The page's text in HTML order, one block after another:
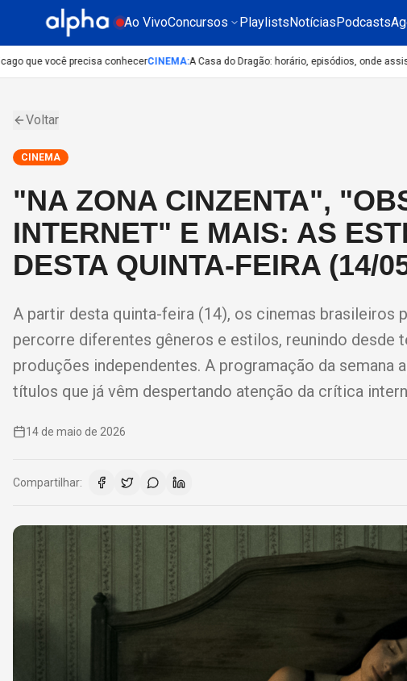
Ao VivoConcursos PlaylistsNotíciasPodcasts
que você precisa conhecerCINEMA:A Casa do Dragão: horário, episódios, onde
Voltar
CINEMA
"NA ZONA CINZENTA",
INTERNET" E MAIS: AS
DESTA QUINTA-FEIRA (14/
A partir desta quinta-feira (14), os cinemas brasileiros
percorre diferentes gêneros e estilos, reunindo
produções independentes. A programação da
títulos que já vêm despertando atenção da crítica
14 de maio de 2026
Compartilhar: